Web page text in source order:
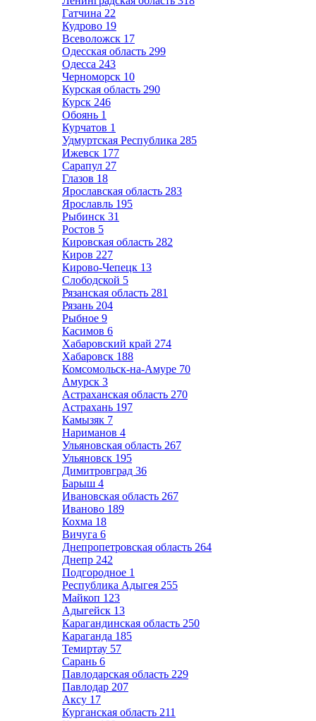
Гатчина 22
Кудрово 19
Всеволожск 17
Одесская область 299
Одесса 243
Черноморск 10
Курская область 290
Курск 246
Обоянь 1
Курчатов 1
Удмуртская Республика 285
Ижевск 177
Сарапул 27
Глазов 18
Ярославская область 283
Ярославль 195
Рыбинск 31
Ростов 5
Кировская область 282
Киров 227
Кирово-Чепецк 13
Слободской 5
Рязанская область 281
Рязань 204
Рыбное 9
Касимов 6
Хабаровский край 274
Хабаровск 188
Комсомольск-на-Амуре 70
Амурск 3
Астраханская область 270
Астрахань 197
Камызяк 7
Нариманов 4
Ульяновская область 267
Ульяновск 195
Димитровград 36
Барыш 4
Ивановская область 267
Иваново 189
Кохма 18
Вичуга 6
Днепропетровская область 264
Днепр 242
Подгородное 1
Республика Адыгея 255
Майкоп 123
Адыгейск 13
Карагандинская область 250
Караганда 185
Темиртау 57
Сарань 6
Павлодарская область 229
Павлодар 207
Аксу 17
Курганская область 211